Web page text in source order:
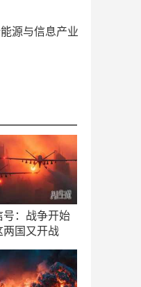
源与信息产业
号：战争开始
两国又开战